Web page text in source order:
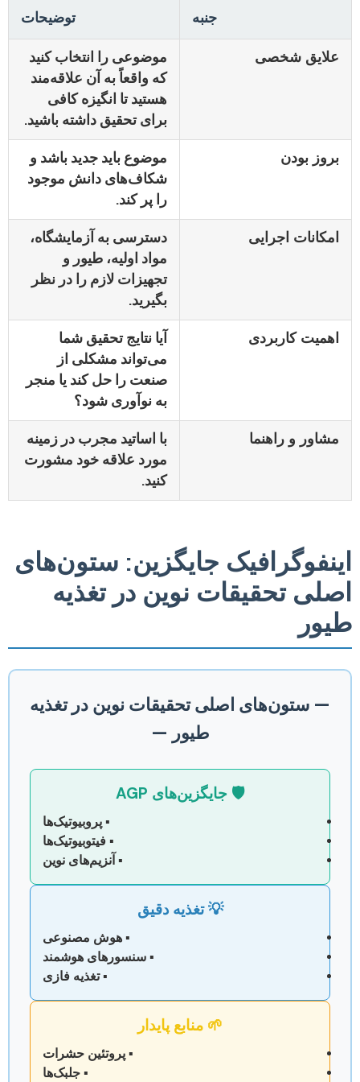
جنبه توضیحات
علایق شخصی
موضوعی را انتخاب کنید
که واقعاً به آن علاقه‌مند
هستید تا انگیزه کافی
برای تحقیق داشته باشید.
بروز بودن
موضوع باید جدید باشد و
شکاف‌های دانش موجود
را پر کند.
امکانات اجرایی
دسترسی به آزمایشگاه،
مواد اولیه، طیور و
تجهیزات لازم را در نظر
بگیرید.
اهمیت کاربردی
آیا نتایج تحقیق شما
می‌تواند مشکلی از
صنعت را حل کند یا منجر
به نوآوری شود؟
مشاور و راهنما
با اساتید مجرب در زمینه
مورد علاقه خود مشورت
کنید.
اینفوگرافیک جایگزین: ستون‌های
اصلی تحقیقات نوین در تغذیه
طیور
— ستون‌های اصلی تحقیقات نوین در تغذیه
طیور —
🛡️ جایگزین‌های AGP
▪️ پروبیوتیک‌ها
▪️ فیتوبیوتیک‌ها
▪️ آنزیم‌های نوین
💡 تغذیه دقیق
▪️ هوش مصنوعی
▪️ سنسورهای هوشمند
▪️ تغذیه فازی
🌱 منابع پایدار
▪️ پروتئین حشرات
▪️ جلبک‌ها